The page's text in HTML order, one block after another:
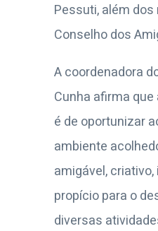
Pessuti, além
Conselho dos
A coordenadora
Cunha afirma que
é de oportunizar
ambiente
amigável, criativo,
propício para o
diversas